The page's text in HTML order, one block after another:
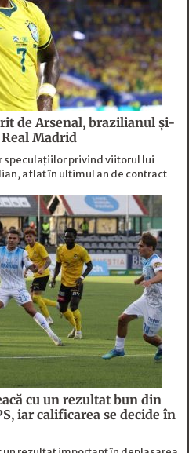
de Arsenal, brazilianul și-
Madrid
speculațiilor privind viitorul lui
aflat în ultimul an de contract
cu un rezultat bun din
iar calificarea se decide în